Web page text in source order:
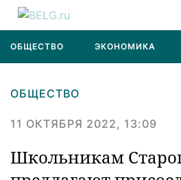
ОБЩЕСТВО ЭКОНОМИКА
ОБЩЕСТВО
11 ОКТЯБРЯ 2022, 13:09
Школьникам